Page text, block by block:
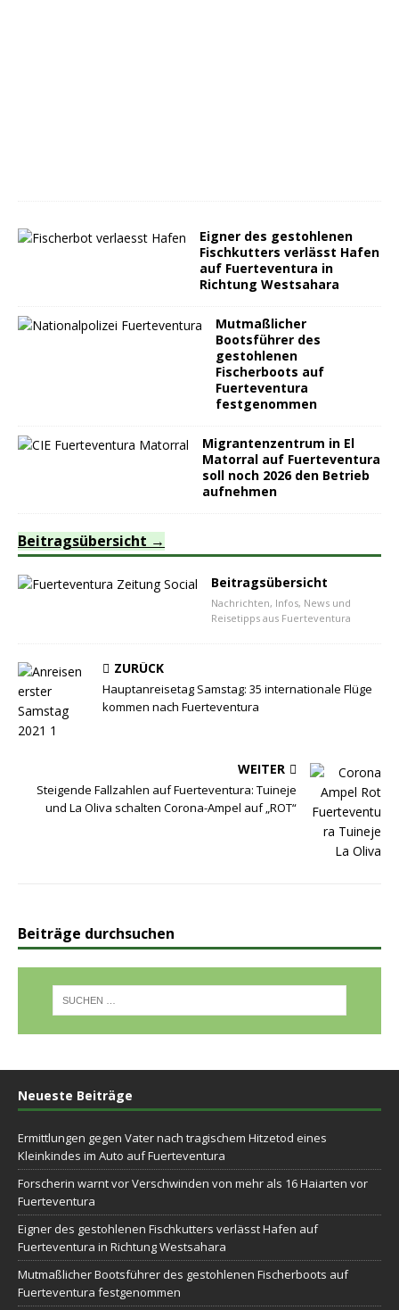
Eigner des gestohlenen
Fischkutters verlässt Hafen
auf Fuerteventura in
Richtung Westsahara
Mutmaßlicher
Bootsführer des
gestohlenen
Fischerboots auf
Fuerteventura
festgenommen
Migrantenzentrum in El
Matorral auf Fuerteventura
soll noch 2026 den Betrieb
aufnehmen
Beitragsübersicht
Beitragsübersicht
Nachrichten, Infos, News und
Reisetipps aus Fuerteventura
ZURÜCK
Hauptanreisetag Samstag: 35 internationale Flüge
kommen nach Fuerteventura
WEITER
Steigende Fallzahlen auf Fuerteventura: Tuineje
und La Oliva schalten Corona-Ampel auf „ROT“
Beiträge durchsuchen
Neueste Beiträge
Ermittlungen gegen Vater nach tragischem Hitzetod eines
Kleinkindes im Auto auf Fuerteventura
Forscherin warnt vor Verschwinden von mehr als 16 Haiarten vor
Fuerteventura
Eigner des gestohlenen Fischkutters verlässt Hafen auf
Fuerteventura in Richtung Westsahara
Mutmaßlicher Bootsführer des gestohlenen Fischerboots auf
Fuerteventura festgenommen